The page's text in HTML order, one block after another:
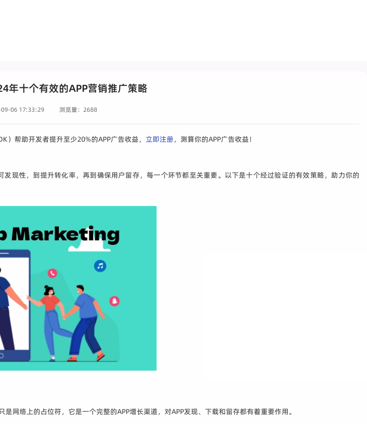
年十个有效的APP营销推广策略
06 17:33:29 浏览量：2688
）帮助开发者提升至少20%的APP广告收益， 立即注册，测算你的APP广告收益！
现性，到提升转化率，再到确保用户留存，每一个环节都至关重要。以下是十个经过验证的有效策略，助力你的
网络上的占位符，它是一个完整的APP增长渠道，对APP发现、下载和留存都有着重要作用。